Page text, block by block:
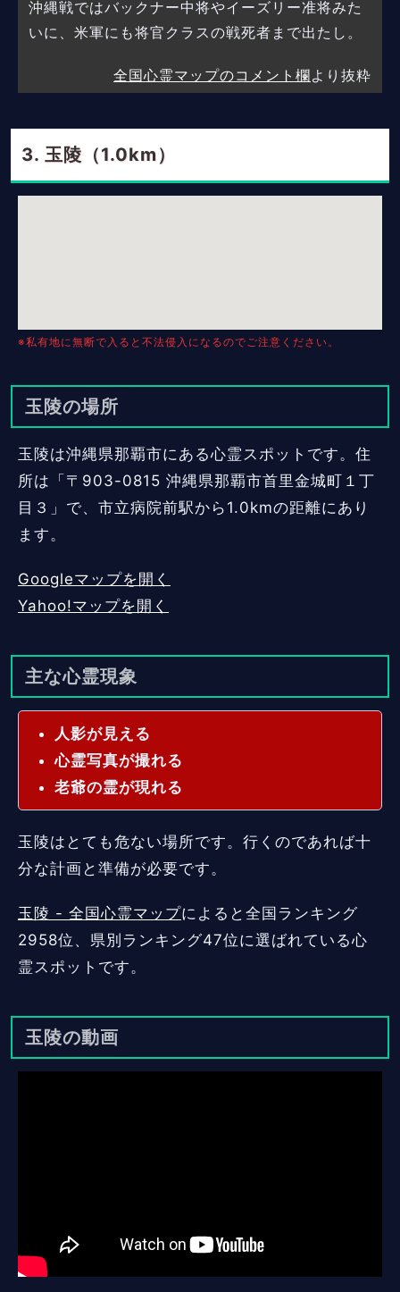
沖縄戦ではバックナー中将やイーズリー准将みた
いに、米軍にも将官クラスの戦死者まで出たし。
全国心霊マップのコメント欄より抜粋
玉陵（1.0km）
※私有地に無断で入ると不法侵入になるのでご注意ください。
玉陵の場所
玉陵は沖縄県那覇市にある心霊スポットです。住
所は「〒903-0815 沖縄県那覇市首里金城町１丁
目３」で、市立病院前駅から1.0kmの距離にあり
ます。
Googleマップを開く
Yahoo!マップを開く
主な心霊現象
人影が見える
心霊写真が撮れる
老爺の霊が現れる
玉陵はとても危ない場所です。行くのであれば十
分な計画と準備が必要です。
玉陵 - 全国心霊マップによると全国ランキング
2958位、県別ランキング47位に選ばれている心
霊スポットです。
玉陵の動画